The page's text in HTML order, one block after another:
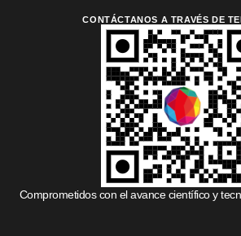
CONTÁCTANOS A TRAVÉS DE
Comprometidos con el avance científico y